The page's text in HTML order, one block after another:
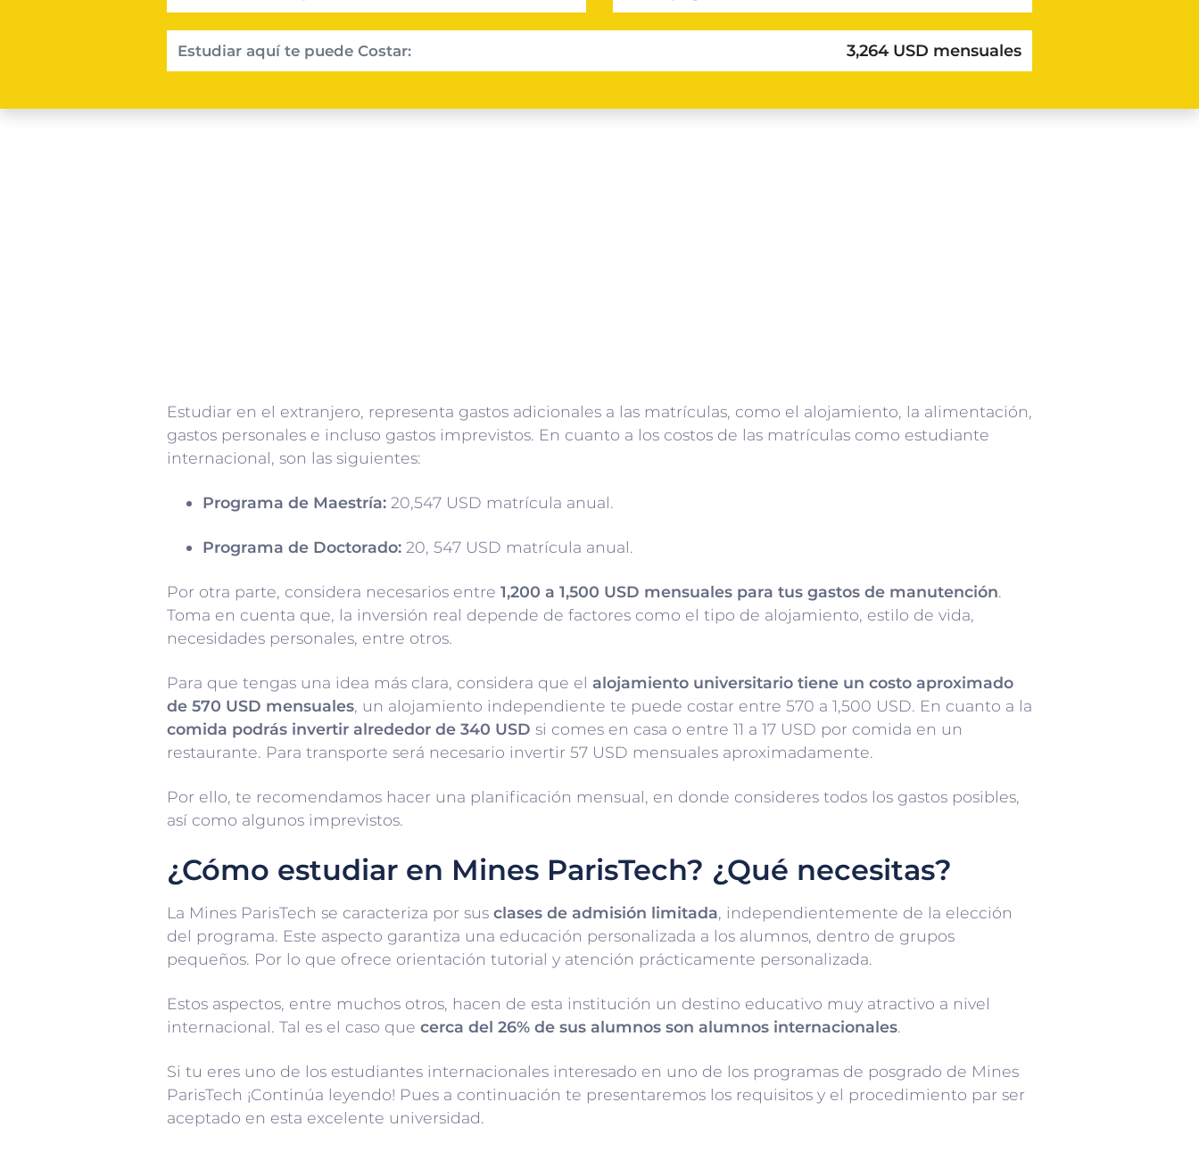
Estudiar aquí te puede Costar: 3,264 USD mensuales
Estudiar en el extranjero, representa gastos adicionales a las matrículas, como el alojamiento, la alimentación,
gastos personales e incluso gastos imprevistos. En cuanto a los costos de las matrículas como estudiante
internacional, son las siguientes:
Programa de Maestría: 20,547 USD matrícula anual.
Programa de Doctorado: 20, 547 USD matrícula anual.
Por otra parte, considera necesarios entre 1,200 a 1,500 USD mensuales para tus gastos de manutención.
Toma en cuenta que, la inversión real depende de factores como el tipo de alojamiento, estilo de vida,
necesidades personales, entre otros.
Para que tengas una idea más clara, considera que el alojamiento universitario tiene un costo aproximado
de 570 USD mensuales, un alojamiento independiente te puede costar entre 570 a 1,500 USD. En cuanto a la
comida podrás invertir alrededor de 340 USD si comes en casa o entre 11 a 17 USD por comida en un
restaurante. Para transporte será necesario invertir 57 USD mensuales aproximadamente.
Por ello, te recomendamos hacer una planificación mensual, en donde consideres todos los gastos posibles,
así como algunos imprevistos.
¿Cómo estudiar en Mines ParisTech? ¿Qué necesitas?
La Mines ParisTech se caracteriza por sus clases de admisión limitada, independientemente de la elección
del programa. Este aspecto garantiza una educación personalizada a los alumnos, dentro de grupos
pequeños. Por lo que ofrece orientación tutorial y atención prácticamente personalizada.
Estos aspectos, entre muchos otros, hacen de esta institución un destino educativo muy atractivo a nivel
internacional. Tal es el caso que cerca del 26% de sus alumnos son alumnos internacionales.
Si tu eres uno de los estudiantes internacionales interesado en uno de los programas de posgrado de Mines
ParisTech ¡Continúa leyendo! Pues a continuación te presentaremos los requisitos y el procedimiento par ser
aceptado en esta excelente universidad.